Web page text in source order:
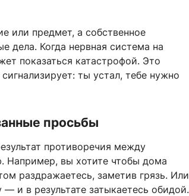
или предмет, а собственное
дела. Когда нервная система на
показаться катастрофой. Это
ты устал, тебе нужно
просьбы
противоречия между
Например, вы хотите чтобы дома
раздражаетесь, заметив грязь. Или
и в результате затыкаетесь обидой.